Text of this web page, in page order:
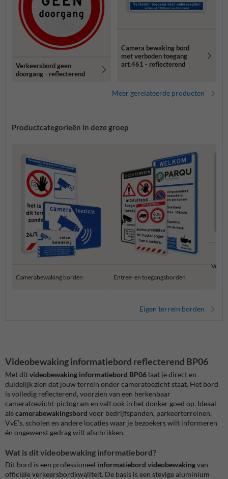
Verkeersbord geen
doorgang - reflecterend
Camera bewaking bord
met verboden toegang
art.461 - reflecterend
Meer gerelateerde producten
Productcategorieën in deze groep
Camerabewaking borden Entree- en toegangsborden
Eigen terrein borden
Videobewaking informatiebord reflecterend BP06
Met ditvideobewaking informatiebord BP06 laat je direct en
duidelijk zien dat jouw terrein onder cameratoezicht staat. Het bord
is volledig reflecterend, voorzien van een herkenbaar
cameratoezicht-pictogram en valt ook in het donker goed op. Ideaal
alscamerabewakingsbord voor bedrijfspanden, parkeerterreinen,
VvE’s, scholen en andere locaties waar je bezoekers wilt informeren
én ongewenst gedrag wilt afschrikken.
Wat is dit videobewaking informatiebord?
Dit bord is een professioneel informatiebord videobewakingvan
officiële verkeersbordkwaliteit. De basis is een stevige aluminium